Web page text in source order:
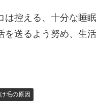
は控える、十分な睡
を送るよう努め、生
毛の原因